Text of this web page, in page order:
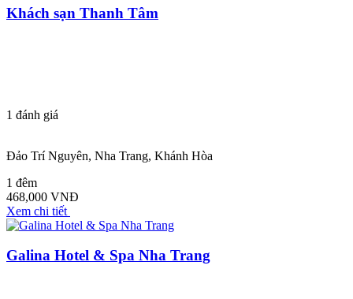
Khách sạn Thanh Tâm
1 đánh giá
Đảo Trí Nguyên, Nha Trang, Khánh Hòa
1 đêm
468,000 VNĐ
Xem chi tiết
Galina Hotel & Spa Nha Trang